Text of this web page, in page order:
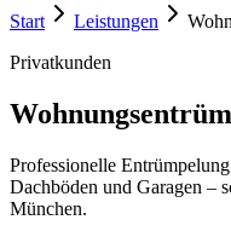
Start
Leistungen
Privatkunden
Professionelle
Dachböden und Garagen –
München.